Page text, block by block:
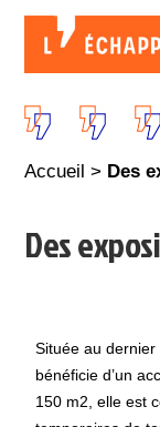
Accueil > Des
Des
Située au dernier
bénéficie d’un
150 m2, elle est